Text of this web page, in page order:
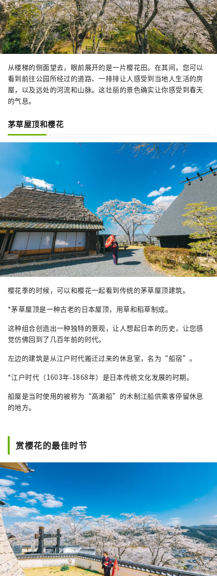
从楼梯的侧面望去，眼前展开的是一片樱花田。在其间，您可以
看到前往公园所经过的道路、一排排让人感受到当地人生活的房
屋，以及远处的河流和山脉。这壮丽的景色确实让你感受到春天
的气息。
茅草屋顶和樱花
樱花季的时候，可以和樱花一起看到传统的茅草屋顶建筑。
*茅草屋顶是一种古老的日本屋顶，用草和稻草制成。
这种组合创造出一种独特的景观，让人想起日本的历史，让您感
觉仿佛回到了几百年前的时代。
左边的建筑是从江户时代搬迁过来的休息室，名为“船宿”。
*江户时代（1603年-1868年）是日本传统文化发展的时期。
船屋是当时使用的被称为“高濑船”的木制江船供乘客停留休息
的地方。
赏樱花的最佳时节